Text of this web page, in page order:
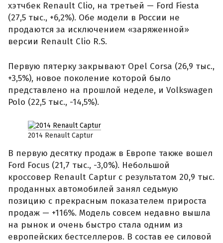
хэтчбек Renault Clio, на третьей — Ford Fiesta
(27,5 тыс., +6,2%). Обе модели в России не
продаются за исключением «заряженной»
версии Renault Clio R.S.
Первую пятерку закрывают Opel Corsa (26,9 тыс.,
+3,5%), новое поколение которой было
представлено на прошлой неделе, и Volkswagen
Polo (22,5 тыс., -14,5%).
2014 Renault Captur
В первую десятку продаж в Европе также вошел
Ford Focus (21,7 тыс., -3,0%). Небольшой
кроссовер Renault Captur с результатом 20,9 тыс.
проданных автомобилей занял седьмую
позицию с прекрасным показателем прироста
продаж — +116%. Модель совсем недавно вышла
на рынок и очень быстро стала одним из
европейских бестселлеров. В состав ее силовой